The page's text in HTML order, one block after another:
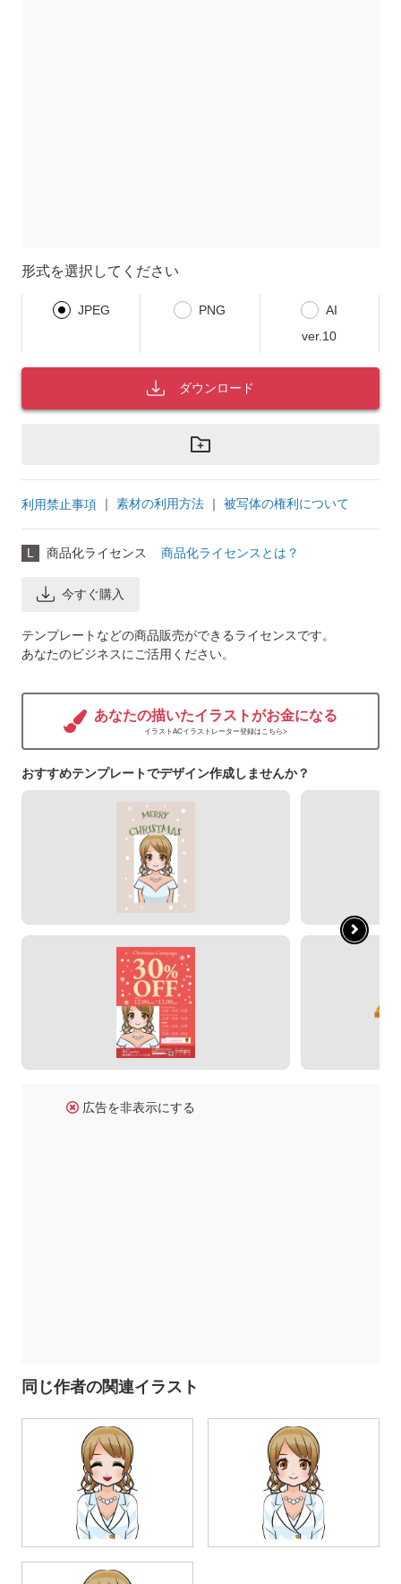
形式を選択してください
JPEG PNG
AI
ver.10
ダウンロード
利用禁止事項 ｜ 素材の利用方法 ｜ 被写体の権利について
L 商品化ライセンス 商品化ライセンスとは？
今すぐ購入
テンプレートなどの商品販売ができるライセンスです。
あなたのビジネスにご活用ください。
あなたの描いたイラストがお金になる
イラストACイラストレーター登録はこちら>
おすすめテンプレートでデザイン作成しませんか？
広告を非表示にする
同じ作者の関連イラスト